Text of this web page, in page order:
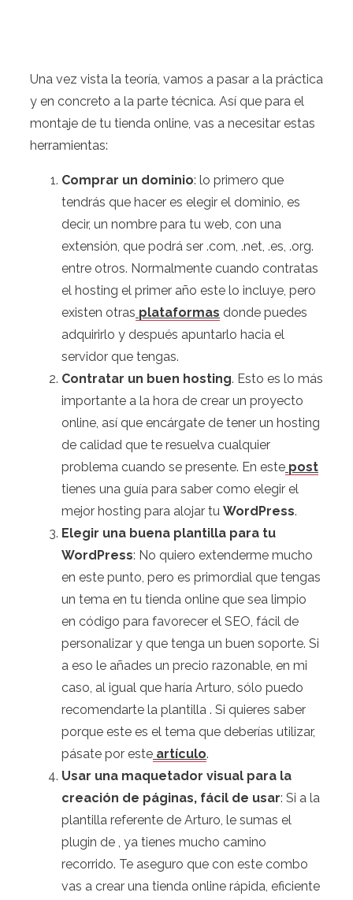
Una vez vista la teoría, vamos a pasar a la práctica
y en concreto a la parte técnica. Así que para el
montaje de tu tienda online, vas a necesitar estas
herramientas:
Comprar un dominio: lo primero que
tendrás que hacer es elegir el dominio, es
decir, un nombre para tu web, con una
extensión, que podrá ser .com, .net, .es, .org.
entre otros. Normalmente cuando contratas
el hosting el primer año este lo incluye, pero
existen otras plataformas donde puedes
adquirirlo y después apuntarlo hacia el
servidor que tengas.
Contratar un buen hosting. Esto es lo más
importante a la hora de crear un proyecto
online, así que encárgate de tener un hosting
de calidad que te resuelva cualquier
problema cuando se presente. En este post
tienes una guía para saber como elegir el
mejor hosting para alojar tu WordPress.
Elegir una buena plantilla para tu
WordPress: No quiero extenderme mucho
en este punto, pero es primordial que tengas
un tema en tu tienda online que sea limpio
en código para favorecer el SEO, fácil de
personalizar y que tenga un buen soporte. Si
a eso le añades un precio razonable, en mi
caso, al igual que haría Arturo, sólo puedo
recomendarte la plantilla . Si quieres saber
porque este es el tema que deberías utilizar,
pásate por este artículo.
Usar una maquetador visual para la
creación de páginas, fácil de usar: Si a la
plantilla referente de Arturo, le sumas el
plugin de , ya tienes mucho camino
recorrido. Te aseguro que con este combo
vas a crear una tienda online rápida, eficiente